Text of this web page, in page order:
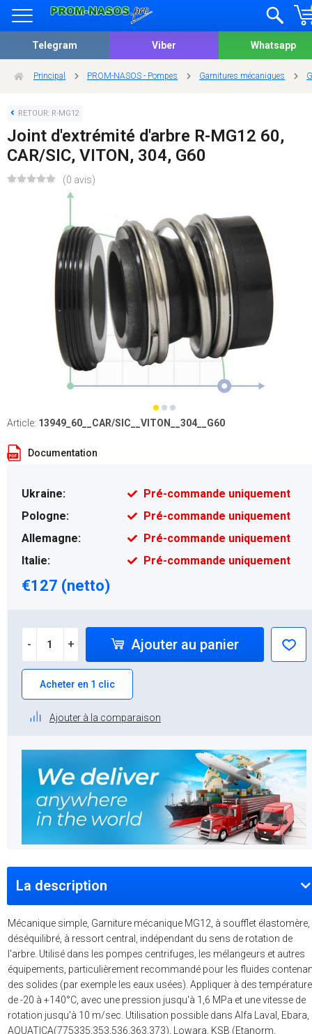
Telegram Viber Whatsapp
Principal PROM-NASOS - Pompes Garnitures mécaniques
RETOUR: R-MG12
Joint d'extrémité d'arbre R-MG12 60,
CAR/SIC, VITON, 304, G60
(0 avis)
Article: 13949_60__CAR/SIC__VITON__304__G60
Documentation
Ukraine:
Pré-commande uniquement
Pologne:
Pré-commande uniquement
Allemagne:
Pré-commande uniquement
Italie:
Pré-commande uniquement
€127 (netto)
- + Ajouter au panier
Acheter en 1 clic
Ajouter à la comparaison
La description
Mécanique simple, Garniture mécanique MG12, à soufflet élastomère,
déséquilibré, à ressort central, indépendant du sens de rotation de
l'arbre. Utilisé dans les pompes centrifuges, les mélangeurs et autres
équipements, particulièrement recommandé pour les fluides
des solides (par exemple les eaux usées). Appliquer à des
de -20 à +140°C, avec une pression jusqu'à 1,6 MPa et une vitesse de
rotation jusqu'à 10 m/sec. Utilisation possible dans Alfa Laval, Ebara,
AQUATICA(775335,353,536,363,373), Lowara, KSB (Etanorm,